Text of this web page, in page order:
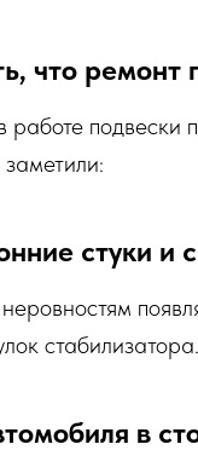
что ремонт
подвески
стуки и
стабилизатора.
в